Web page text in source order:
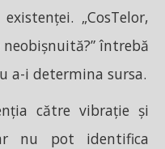
„CosTelor,
întrebă
a-i determina sursa.
către vibrație și
nu pot identifica